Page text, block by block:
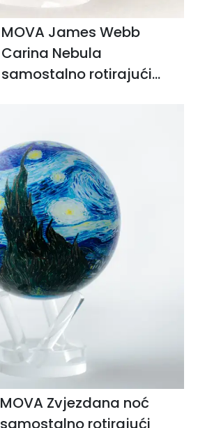
MOVA James Webb
Carina Nebula
samostalno rotirajući
MOVA Zvjezdana noć
samostalno rotirajući